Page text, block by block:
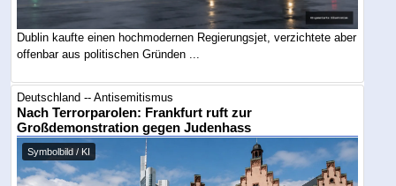
Dublin kaufte einen hochmodernen Regierungsjet, verzichtete aber
offenbar aus politischen Gründen ...
Deutschland -- Antisemitismus
Nach Terrorparolen: Frankfurt ruft zur
Großdemonstration gegen Judenhass
Symbolbild / KI